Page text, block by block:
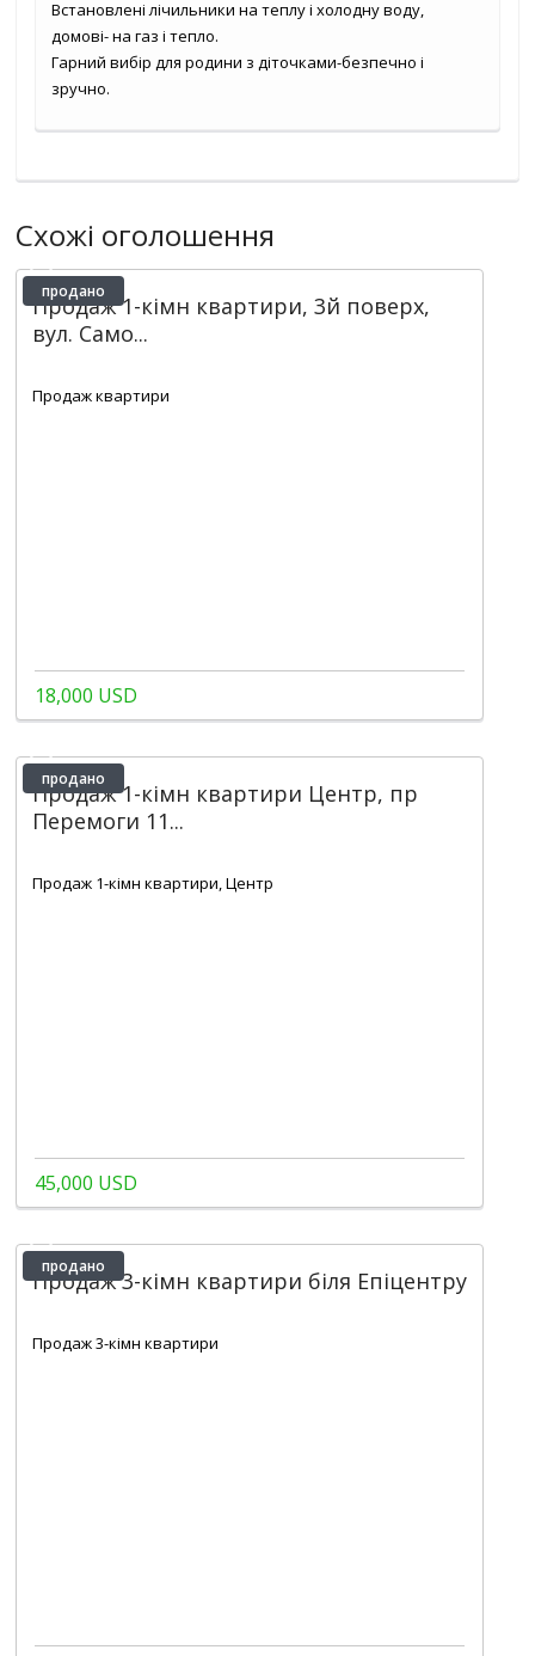
Встановлені лічильники на теплу і холодну воду,
домові- на газ і тепло.
Гарний вибір для родини з діточками-безпечно і
зручно.
Схожі оголошення
продано
Продаж 1-кімн квартири, 3й поверх,
вул. Само...
Продаж квартири
18,000 USD
продано
Продаж 1-кімн квартири Центр, пр
Перемоги 11...
Продаж 1-кімн квартири, Центр
45,000 USD
продано
Продаж 3-кімн квартири біля Епіцентру
Продаж 3-кімн квартири